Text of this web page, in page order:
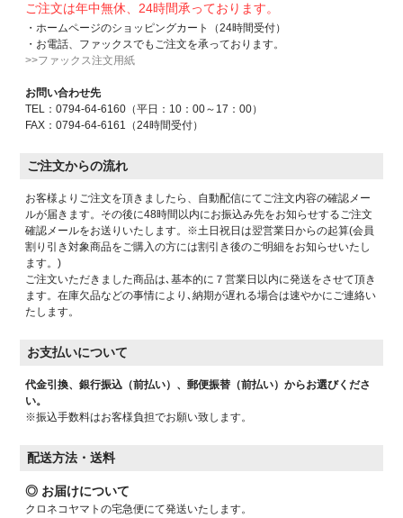
ご注文は年中無休、24時間承っております。
・ホームページのショッピングカート（24時間受付）
・お電話、ファックスでもご注文を承っております。
>>ファックス注文用紙
お問い合わせ先
TEL：0794-64-6160（平日：10：00～17：00）
FAX：0794-64-6161（24時間受付）
ご注文からの流れ
お客様よりご注文を頂きましたら、自動配信にてご注文内容の確認メー
ルが届きます。その後に48時間以内にお振込み先をお知らせするご注文
確認メールをお送りいたします。※土日祝日は翌営業日からの起算(会員
割り引き対象商品をご購入の方には割引き後のご明細をお知らせいたし
ます。)
ご注文いただきました商品は､基本的に７営業日以内に発送をさせて頂き
ます。在庫欠品などの事情により､納期が遅れる場合は速やかにご連絡い
たします。
お支払いについて
代金引換、銀行振込（前払い）、郵便振替（前払い）からお選びくださ
い。
※振込手数料はお客様負担でお願い致します。
配送方法・送料
◎ お届けについて
クロネコヤマトの宅急便にて発送いたします。